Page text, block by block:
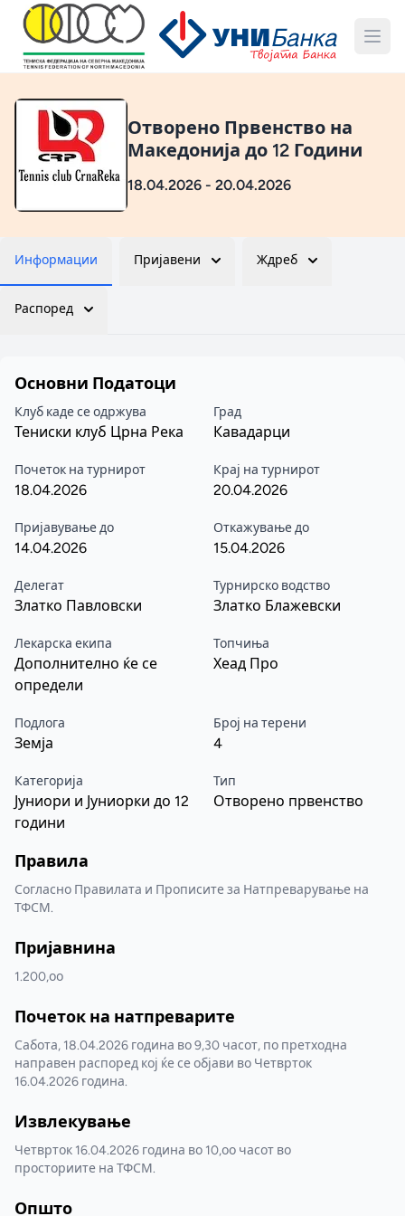
Отворено Првенство на
Македонија до 12 Години
18.04.2026 - 20.04.2026
Информации Пријавени Ждреб
Распоред
Основни Податоци
Клуб каде се одржува
Тениски клуб Црна Река
Град
Кавадарци
Почеток на турнирот
18.04.2026
Крај на турнирот
20.04.2026
Пријавување до
14.04.2026
Откажување до
15.04.2026
Делегат
Златко Павловски
Турнирско водство
Златко Блажевски
Лекарска екипа
Дополнително ќе се
определи
Топчиња
Хеад Про
Подлога
Земја
Број на терени
4
Категорија
Јуниори и Јуниорки до 12
години
Тип
Отворено првенство
Правила
Согласно Правилата и Прописите за Натпреварување на
ТФСМ.
Пријавнина
1.200,оо
Почеток на натпреварите
Сабота, 18.04.2026 година во 9,30 часот, по претходна
направен распоред кој ќе се објави во Четврток
16.04.2026 година.
Извлекување
Четврток 16.04.2026 година во 10,оо часот во
просториите на ТФСМ.
Општо